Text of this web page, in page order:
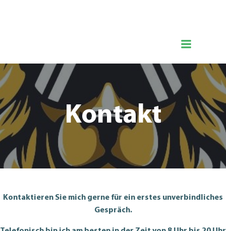
Kontakt
Kontaktieren Sie mich gerne für ein erstes unverbindliches
Gespräch.